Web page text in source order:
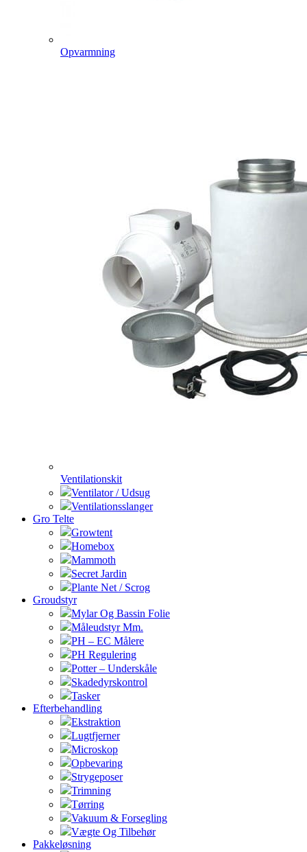
Opvarmning
Ventilationskit
Ventilator / Udsug
Ventilationsslanger
Gro Telte
Growtent
Homebox
Mammoth
Secret Jardin
Plante Net / Scrog
Groudstyr
Mylar Og Bassin Folie
Måleudstyr Mm.
PH – EC Målere
PH Regulering
Potter – Underskåle
Skadedyrskontrol
Tasker
Efterbehandling
Ekstraktion
Lugtfjerner
Microskop
Opbevaring
Strygeposer
Trimning
Tørring
Vakuum & Forsegling
Vægte Og Tilbehør
Pakkeløsning